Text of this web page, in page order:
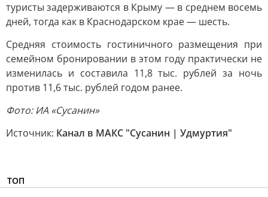
туристы задерживаются в Крыму — в среднем восемь
дней, тогда как в Краснодарском крае — шесть.
Средняя стоимость гостиничного размещения при
семейном бронировании в этом году практически не
изменилась и составила 11,8 тыс. рублей за ночь
против 11,6 тыс. рублей годом ранее.
Фото: ИА «Сусанин»
Источник: Канал в МАКС "Сусанин | Удмуртия"
ТОП